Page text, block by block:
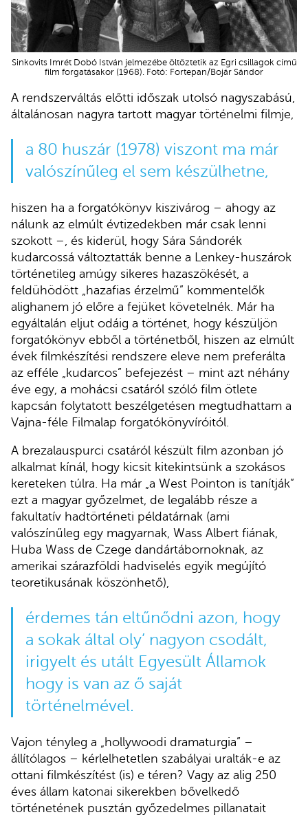
Sinkovits Imrét Dobó István jelmezébe öltöztetik az Egri csillagok című
film forgatásakor (1968). Fotó: Fortepan/Bojár Sándor
A rendszerváltás előtti időszak utolsó nagyszabású,
általánosan nagyra tartott magyar történelmi filmje,
a 80 huszár (1978) viszont ma már
valószínűleg el sem készülhetne,
hiszen ha a forgatókönyv kiszivárog – ahogy az
nálunk az elmúlt évtizedekben már csak lenni
szokott –, és kiderül, hogy Sára Sándorék
kudarcossá változtatták benne a Lenkey-huszárok
történetileg amúgy sikeres hazaszökését, a
feldühödött „hazafias érzelmű” kommentelők
alighanem jó előre a fejüket követelnék. Már ha
egyáltalán eljut odáig a történet, hogy készüljön
forgatókönyv ebből a történetből, hiszen az elmúlt
évek filmkészítési rendszere eleve nem preferálta
az efféle „kudarcos” befejezést – mint azt néhány
éve egy, a mohácsi csatáról szóló film ötlete
kapcsán folytatott beszélgetésen megtudhattam a
Vajna-féle Filmalap forgatókönyvíróitól.
A brezalauspurci csatáról készült film azonban jó
alkalmat kínál, hogy kicsit kitekintsünk a szokásos
kereteken túlra. Ha már „a West Pointon is tanítják”
ezt a magyar győzelmet, de legalább része a
fakultatív hadtörténeti példatárnak (ami
valószínűleg egy magyarnak, Wass Albert fiának,
Huba Wass de Czege dandártábornoknak, az
amerikai szárazföldi hadviselés egyik megújító
teoretikusának köszönhető),
érdemes tán eltűnődni azon, hogy
a sokak által oly’ nagyon csodált,
irigyelt és utált Egyesült Államok
hogy is van az ő saját
történelmével.
Vajon tényleg a „hollywoodi dramaturgia” –
állítólagos – kérlelhetetlen szabályai uralták-e az
ottani filmkészítést (is) e téren? Vagy az alig 250
éves állam katonai sikerekben bővelkedő
történetének pusztán győzedelmes pillanatait